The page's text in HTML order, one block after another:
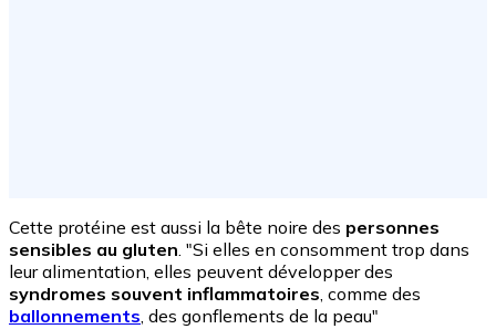
Cette protéine est aussi la bête noire des personnes
sensibles au gluten. "Si elles en consomment trop dans
leur alimentation, elles peuvent développer des
syndromes souvent inflammatoires, comme des
ballonnements, des gonflements de la peau"